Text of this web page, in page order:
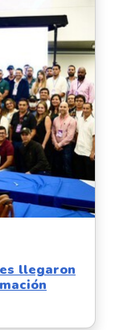
llegaron